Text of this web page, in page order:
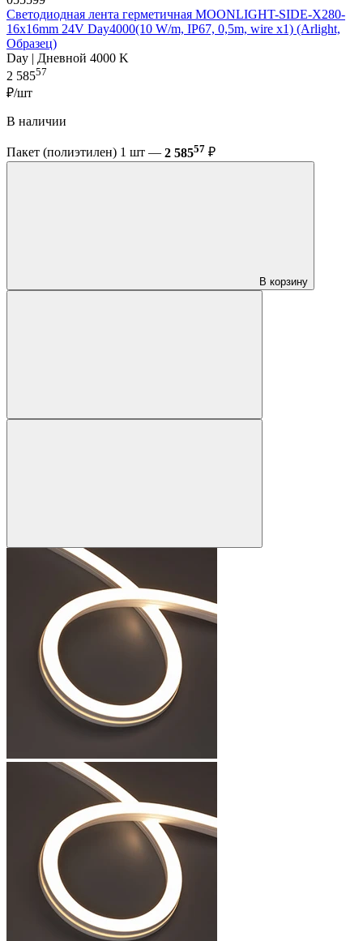
Светодиодная лента герметичная MOONLIGHT-SIDE-X280-
16x16mm 24V Day4000(10 W/m, IP67, 0,5m, wire x1) (Arlight,
Образец)
Day | Дневной 4000 K
2 58557
₽/шт
В наличии
Пакет (полиэтилен) 1 шт — 2 58557 ₽
В корзину